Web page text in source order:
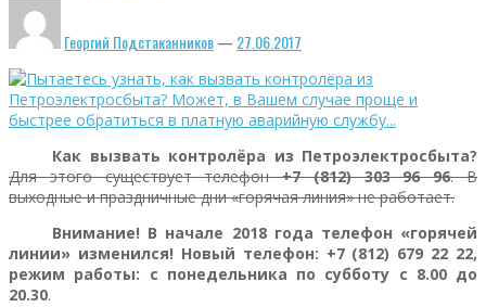
Георгий Подстаканников— 27.06.2017
Как вызвать контролёра из Петроэлектросбыта?
Для этого существует телефон+7 (812) 303 96 96. В
выходные и праздничные дни «горячая линия» не работает.
Внимание! В начале 2018 года телефон «горячей
линии» изменился! Новый телефон: +7 (812) 679 22 22,
режим работы: с понедельника по субботу с 8.00 до
20.30.